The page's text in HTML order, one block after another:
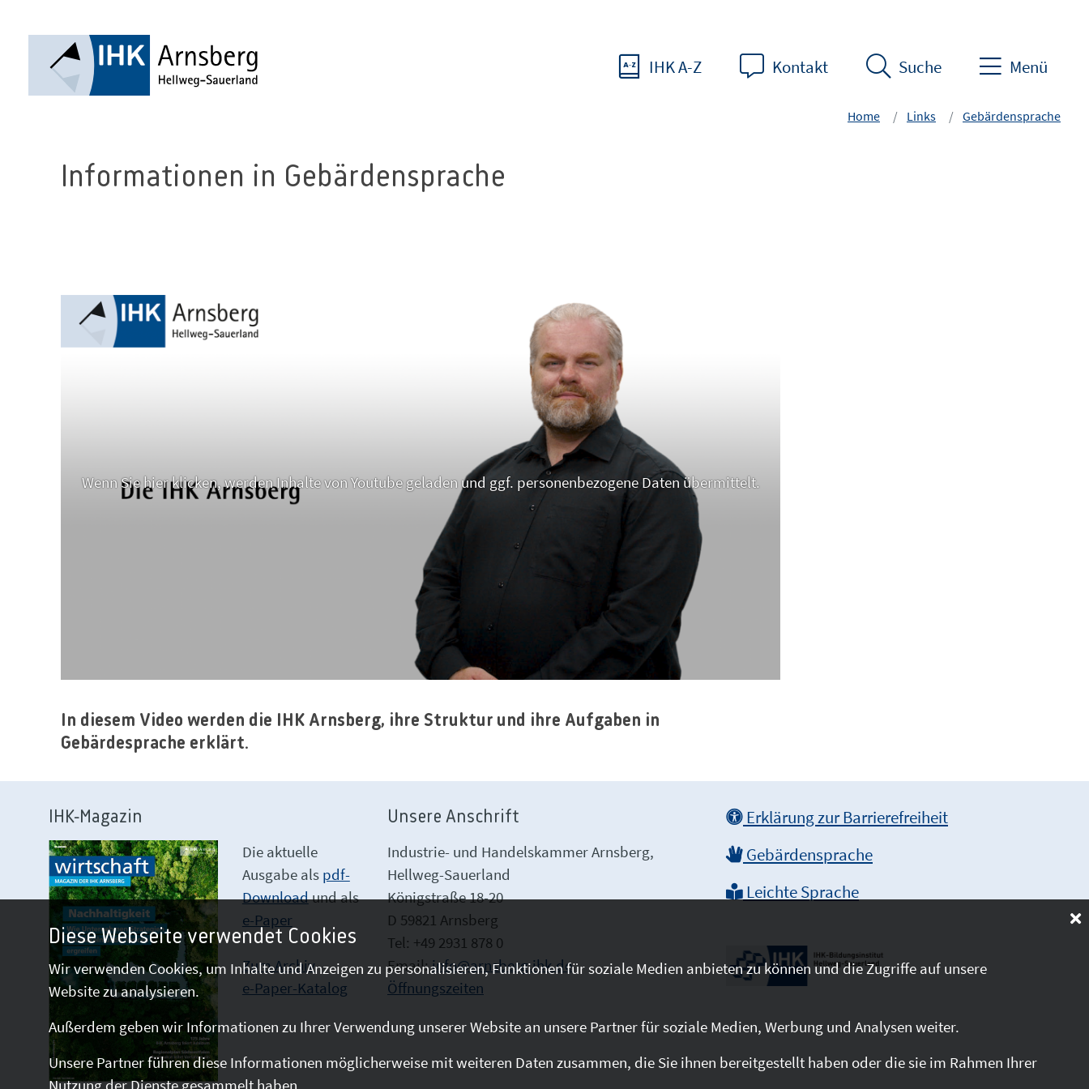
IHK A-Z Kontakt Suche Menü
Home Links Gebärdensprache
Informationen in Gebärdensprache
Wenn Sie hier klicken, werden Inhalte von Youtube geladen und ggf. personenbezogene Daten übermittelt.
In diesem Video werden die IHK Arnsberg, ihre Struktur und ihre Aufgaben in
Gebärdesprache erklärt.
IHK-Magazin
Die aktuelle
Ausgabe als pdf-
Downloadund als
e-Paper
Zum Archiv
e-Paper-Katalog
Unsere Anschrift
Industrie- und Handelskammer Arnsberg,
Hellweg-Sauerland
Königstraße 18-20
D 59821 Arnsberg
Tel: +49 2931 878 0
Email:info@arnsberg.ihk.de
Öffnungszeiten
Erklärung zur Barrierefreiheit
Gebärdensprache
Leichte Sprache
Diese Webseite verwendet Cookies
Wir verwenden Cookies, um Inhalte und Anzeigen zu personalisieren, Funktionen für soziale Medien anbieten zu können und die Zugriffe auf unsere
Website zu analysieren.
Außerdem geben wir Informationen zu Ihrer Verwendung unserer Website an unsere Partner für soziale Medien, Werbung und Analysen weiter.
Unsere Partner führen diese Informationen möglicherweise mit weiteren Daten zusammen, die Sie ihnen bereitgestellt haben oder die sie im Rahmen Ihrer
Nutzung der Dienste gesammelt haben.